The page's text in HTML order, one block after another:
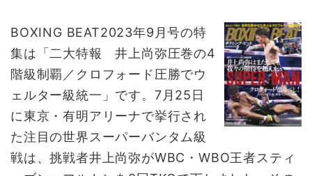
BOXING BEAT2023年9月号の特
集は「二大特報 井上尚弥圧巻の4
階級制覇／クロフォード圧勝でウ
ェルター級統一」です。7月25日
に東京・有明アリーナで挙行され
た注目の世界スーパーバンタム級
戦は、挑戦者井上尚弥がWBC・WBO王者スティ